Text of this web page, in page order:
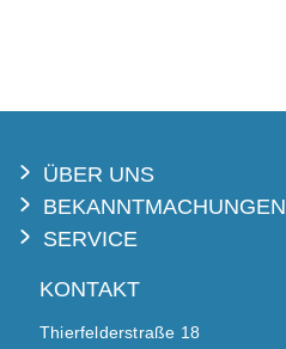
ÜBER UNS
BEKANNTMACHUNGEN
SERVICE
KONTAKT
Thierfelderstraße 18